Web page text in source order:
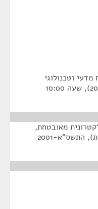
וטכנולוגי
מאובטחת,
התשס"א-2001